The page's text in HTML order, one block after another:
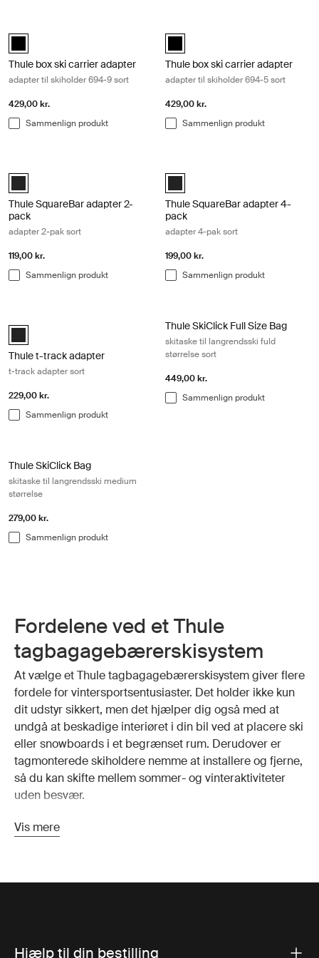
black (selected)
Thule box ski carrier adapter
adapter til skiholder 694-9 sort
429,00 kr.
Sammenlign produkt
black (selected)
Thule box ski carrier adapter
adapter til skiholder 694-5 sort
429,00 kr.
Sammenlign produkt
Black (selected)
Thule SquareBar adapter 2-
pack
adapter 2-pak sort
119,00 kr.
Sammenlign produkt
Black (selected)
Thule SquareBar adapter 4-
pack
adapter 4-pak sort
199,00 kr.
Sammenlign produkt
Black (selected)
Thule t-track adapter
t-track adapter sort
229,00 kr.
Sammenlign produkt
Thule SkiClick Full Size Bag
skitaske til langrendsski fuld
størrelse sort
449,00 kr.
Sammenlign produkt
Thule SkiClick Bag
skitaske til langrendsski medium
størrelse
279,00 kr.
Sammenlign produkt
Fordelene ved et Thule
tagbagagebærerskisystem
At vælge et Thule tagbagagebærerskisystem giver flere
fordele for vintersportsentusiaster. Det holder ikke kun
dit udstyr sikkert, men det hjælper dig også med at
undgå at beskadige interiøret i din bil ved at placere ski
eller snowboards i et begrænset rum. Derudover er
tagmonterede skiholdere nemme at installere og fjerne,
så du kan skifte mellem sommer- og vinteraktiviteter
uden besvær.
Når du køber skistativer, er det vigtigt at overveje
kapaciteten og størrelsen . Thule tilbyder muligheder
Vis mere
Hjælp til din bestilling